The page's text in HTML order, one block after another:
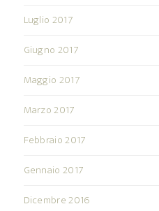
Luglio 2017
Giugno 2017
Maggio 2017
Marzo 2017
Febbraio 2017
Gennaio 2017
Dicembre 2016